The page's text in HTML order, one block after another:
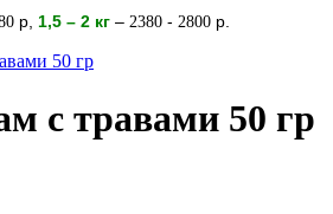
р 1,5 – 2 кг – 2380 - 2800 р.
50 гр
с травами 50 гр